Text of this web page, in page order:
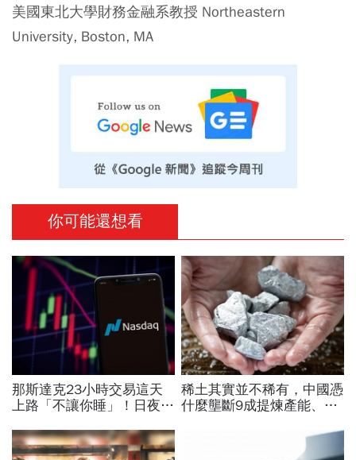
美國東北大學財務金融系教授 Northeastern
University, Boston, MA
你可能還想看
那斯達克23小時交易這天
上路「不讓你睡」！日夜盤
喊：下單前注意一風險
稀土其實並不稀有，中國憑
什麼壟斷9成提煉產能、掐
美中角力下，台灣最該擔心